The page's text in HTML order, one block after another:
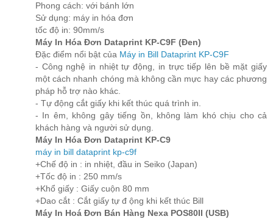
Phong cách: với bánh lớn
Sử dụng: máy in hóa đơn
tốc độ in: 90mm/s
Máy In Hóa Đơn Dataprint KP-C9F (Đen)
Đặc điểm nổi bật của Máy in Bill Dataprint KP-C9F
- Công nghệ in nhiệt tự động, in trực tiếp lên bề mặt giấy
một cách nhanh chóng mà không cần mực hay các phương
pháp hỗ trợ nào khác.
- Tự động cắt giấy khi kết thúc quá trình in.
- In êm, không gây tiếng ồn, không làm khó chịu cho cả
khách hàng và người sử dụng.
Máy In Hóa Đơn Dataprint KP-C9
máy in bill dataprint kp-c9f
+Chế độ in : in nhiệt, đầu in Seiko (Japan)
+Tốc độ in : 250 mm/s
+Khổ giấy : Giấy cuộn 80 mm
+Dao cắt : Cắt giấy tự đ ộng khi kết thúc Bill
Máy In Hoá Đơn Bán Hàng Nexa POS80II (USB)